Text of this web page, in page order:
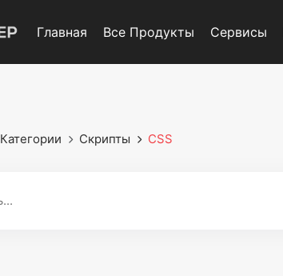
Главная Все Продукты Сервисы
Категории Скрипты CSS